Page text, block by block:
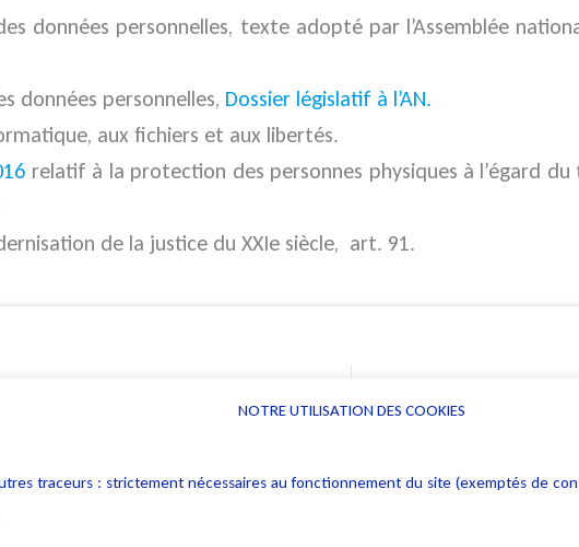
données personnelles, texte adopté par l’Assemblée
données personnelles, Dossier législatif à l’AN.
aux fichiers et aux libertés.
relatif à la protection des personnes physiques à l’égard
de la justice du XXIe siècle, art. 91.
NOTRE UTILISATION DES COOKIES
traceurs : strictement nécessaires au fonctionnement du site (exemptés de